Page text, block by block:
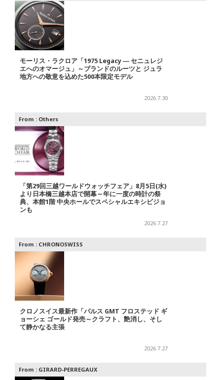
モーリス・ラクロア「1975 Legacy ― セニュレジ
エへのオマージュ」～ブランドのルーツと ジュラ
地方への敬意を込めた500本限定モデル
2026.7.30
From : Others
「第29回三越ワールドウォッチフェア」8月5日(水)
より日本橋三越本店で開幕～年に一度の時計の祭
典、本館1階 中央ホールでスペシャルエキシビジョ
ンも
2026.7.27
From : CHRONOSWISS
クロノスイス最新作「パルス GMT フロステッド ギ
ョーシェ ゴールド発売～クラフト、艶消し、そし
て静かなる主張
2026.7.27
From : GIRARD-PERREGAUX